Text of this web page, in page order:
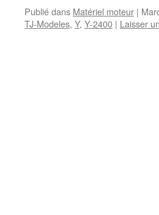
Publié dans Matériel moteur |
TJ-Modeles, Y, Y-2400 | Laisser